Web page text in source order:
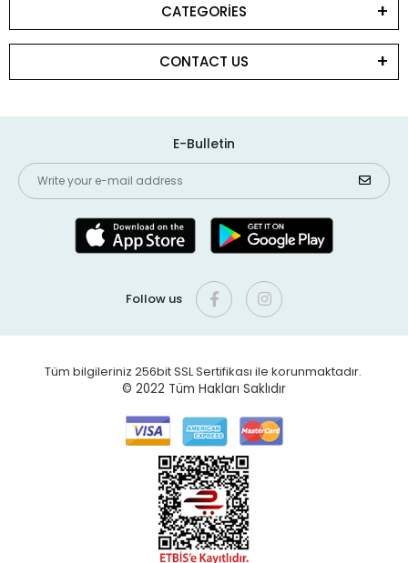
CATEGORİES
CONTACT US
E-Bulletin
Follow us
Tüm bilgileriniz 256bit SSL Sertifikası ile korunmaktadır.
© 2022 Tüm Hakları Saklıdır